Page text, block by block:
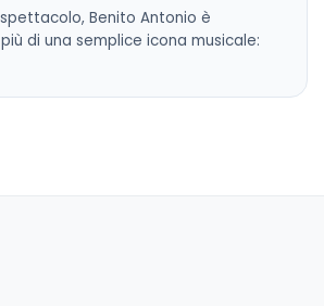
Benito Antonio è
di una semplice icona musicale: